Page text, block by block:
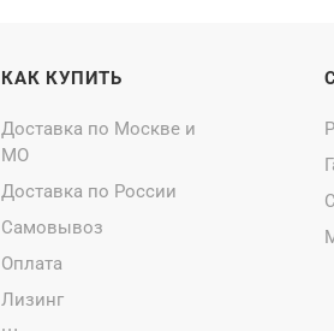
КАК КУПИТЬ
Доставка по Москве и
МО
Доставка по России
Самовывоз
Оплата
Лизинг